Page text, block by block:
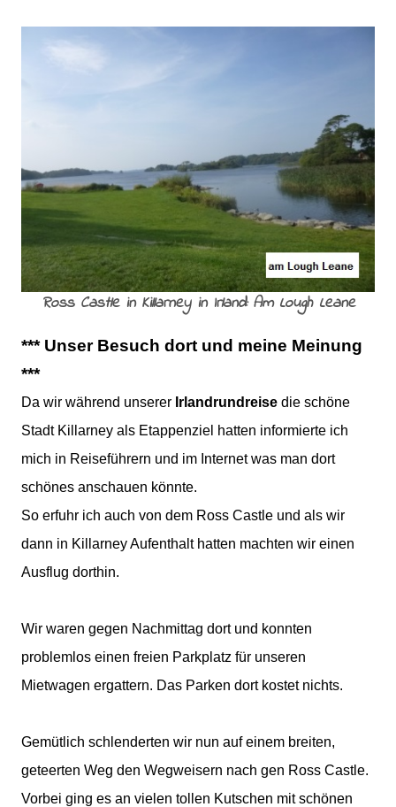
Ross Castle in Killarney in Irland: Am Lough Leane
*** Unser Besuch dort und meine Meinung
***
Da wir während unserer Irlandrundreise die schöne
Stadt Killarney als Etappenziel hatten informierte ich
mich in Reiseführern und im Internet was man dort
schönes anschauen könnte.
So erfuhr ich auch von dem Ross Castle und als wir
dann in Killarney Aufenthalt hatten machten wir einen
Ausflug dorthin.
Wir waren gegen Nachmittag dort und konnten
problemlos einen freien Parkplatz für unseren
Mietwagen ergattern. Das Parken dort kostet nichts.
Gemütlich schlenderten wir nun auf einem breiten,
geteerten Weg den Wegweisern nach gen Ross Castle.
Vorbei ging es an vielen tollen Kutschen mit schönen